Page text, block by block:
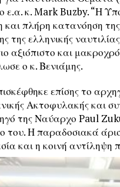
κ. Mark Buzby. “Η
και πλήρη κατανόηση
της ελληνικής
αξιόπιστο και
ο κ. Βενιάμης.
επίσης το
Ακτοφυλακής και
της Ναύαρχο Paul
του. Η παραδοσιακά
και η κοινή αντίληψη